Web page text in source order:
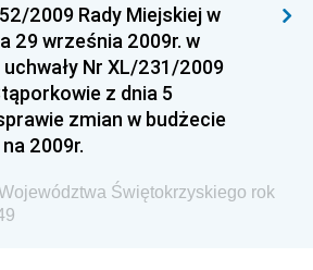
Ministra Sportu
Ministra Funduszy i Polityki
Ministra Aktywów Państwowych
Ministra Zdrowia
Ministra Środowiska i Głównego
Środowiska
2009 Rady Miejskiej w
29 września 2009r. w
Nr XL/231/2009
z dnia 5
zmian w budżecie
2009r.
Świętokrzyskiego rok